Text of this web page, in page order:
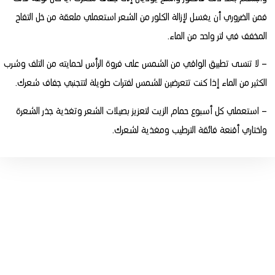
فمن الضروري أن يغسل لإزالة الكلور من الشعر استعملي ملعقة من خل التفاح
المخفف في لتر واحد من الماء.
– لا تنسى تطبيق الواقي من الشمس على فروة الرأس لحمايته من التلف وشرب
الكثير من الماء إذا كنت تتعرضين للشمس لفترات طويلة لتتجنبي جفاف شعرك.
– استعملي كل أسبوع حمام الزيت لتعزيز بصيلات الشعر وتغذية جذر الشعرة
واختاري أقنعة فائقة الترطيب ومغذية لشعرك.